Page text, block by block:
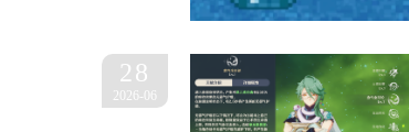
28
2026-06